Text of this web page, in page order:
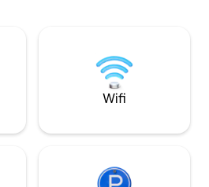
een queensize
van 2-xl
kunnen
kingsize bed
in de
goede nachtrust.
als een
voor uw boot.
Wifi